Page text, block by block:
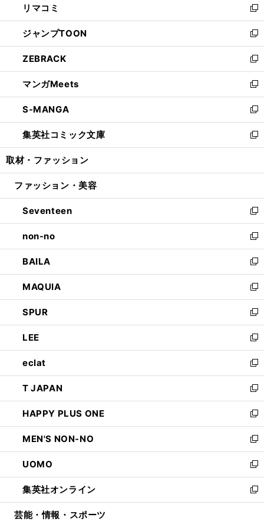
で
開
く
ド
ウ
で
開
く
ィ
ン
ド
ウ
で
開
く
い
ウ
ィ
ン
ド
ウ
で
開
く
リマコミ
新
し
い
ウ
ィ
ン
ド
ウ
で
開
く
ジャンプTOON
新
し
い
ウ
ィ
ン
ド
ウ
で
開
ZEBRACK
新
し
い
ウ
ィ
ン
ド
ウ
開
マンガMeets
新
し
い
ウ
ィ
ン
ウ
開
く
S-MANGA
新
し
い
ウ
ン
ウ
で
開
く
集英社コミック文庫
新
し
ウ
ン
ド
ウ
で
開
く
取材・ファッション
ファッション・美容
Seventeen
新
し
い
ウ
ィ
ン
ド
ウ
で
開
く
non-no
新
し
い
ウ
ィ
ン
ド
ウ
で
開
く
BAILA
新
し
い
ウ
ィ
ン
ド
ウ
で
開
く
MAQUIA
新
し
い
ウ
ィ
ン
ド
ウ
で
開
く
SPUR
新
し
い
ウ
ィ
ン
ド
ウ
で
開
く
LEE
新
し
い
ウ
ィ
ン
ド
ウ
で
開
く
eclat
新
し
い
ウ
ィ
ン
ド
ウ
で
開
く
T JAPAN
新
し
い
ウ
ィ
ン
ド
ウ
で
開
HAPPY PLUS ONE
新
し
い
ウ
ィ
ン
ド
ウ
MEN'S NON-NO
新
し
い
ウ
ィ
ン
UOMO
新
し
い
ウ
集英社オンライン
新
し
芸能・情報・スポーツ